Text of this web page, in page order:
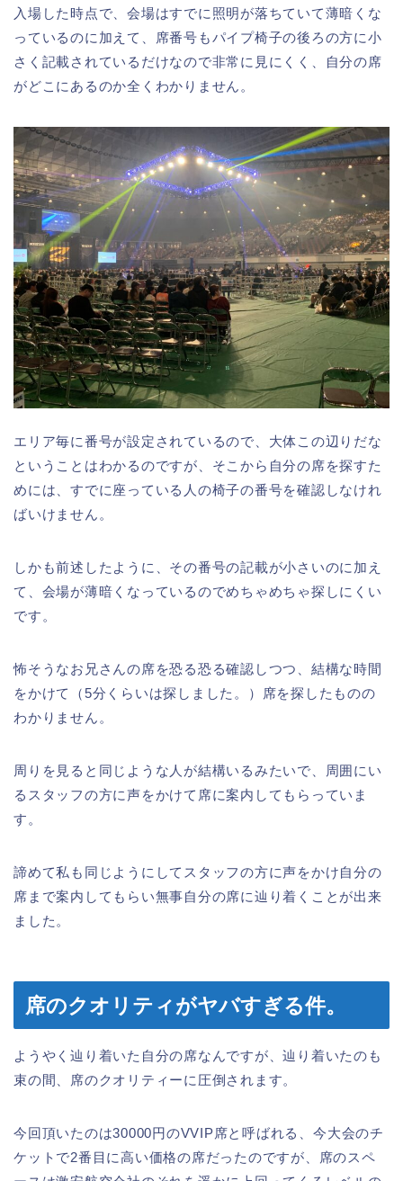
入場した時点で、会場はすでに照明が落ちていて薄暗くな
っているのに加えて、席番号もパイプ椅子の後ろの方に小
さく記載されているだけなので非常に見にくく、自分の席
がどこにあるのか全くわかりません。
エリア毎に番号が設定されているので、大体この辺りだな
ということはわかるのですが、そこから自分の席を探すた
めには、すでに座っている人の椅子の番号を確認しなけれ
ばいけません。
しかも前述したように、その番号の記載が小さいのに加え
て、会場が薄暗くなっているのでめちゃめちゃ探しにくい
です。
怖そうなお兄さんの席を恐る恐る確認しつつ、結構な時間
をかけて（5分くらいは探しました。）席を探したものの
わかりません。
周りを見ると同じような人が結構いるみたいで、周囲にい
るスタッフの方に声をかけて席に案内してもらっていま
す。
諦めて私も同じようにしてスタッフの方に声をかけ自分の
席まで案内してもらい無事自分の席に辿り着くことが出来
ました。
席のクオリティがヤバすぎる件。
ようやく辿り着いた自分の席なんですが、辿り着いたのも
束の間、席のクオリティーに圧倒されます。
今回頂いたのは30000円のVVIP席と呼ばれる、今大会のチ
ケットで2番目に高い価格の席だったのですが、席のスペ